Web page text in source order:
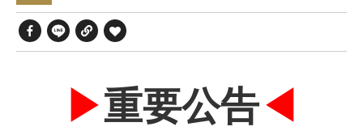
▶︎重要公告◀︎